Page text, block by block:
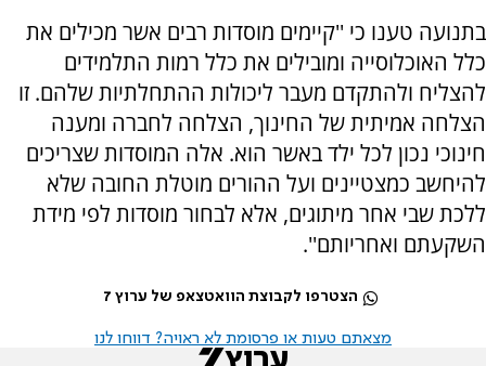
בתנועה טענו כי ''קיימים מוסדות רבים אשר מכילים את
כלל האוכלוסייה ומובילים את כלל רמות התלמידים
להצליח ולהתקדם מעבר ליכולות ההתחלתיות שלהם. זו
הצלחה אמיתית של החינוך, הצלחה לחברה ומענה
חינוכי נכון לכל ילד באשר הוא. אלה המוסדות שצריכים
להיחשב כמצטיינים ועל ההורים מוטלת החובה שלא
ללכת שבי אחר מיתוגים, אלא לבחור מוסדות לפי מידת
השקעתם ואחריותם''.
הצטרפו לקבוצת הוואטצאפ של ערוץ 7
מצאתם טעות או פרסומת לא ראויה? דווחו לנו